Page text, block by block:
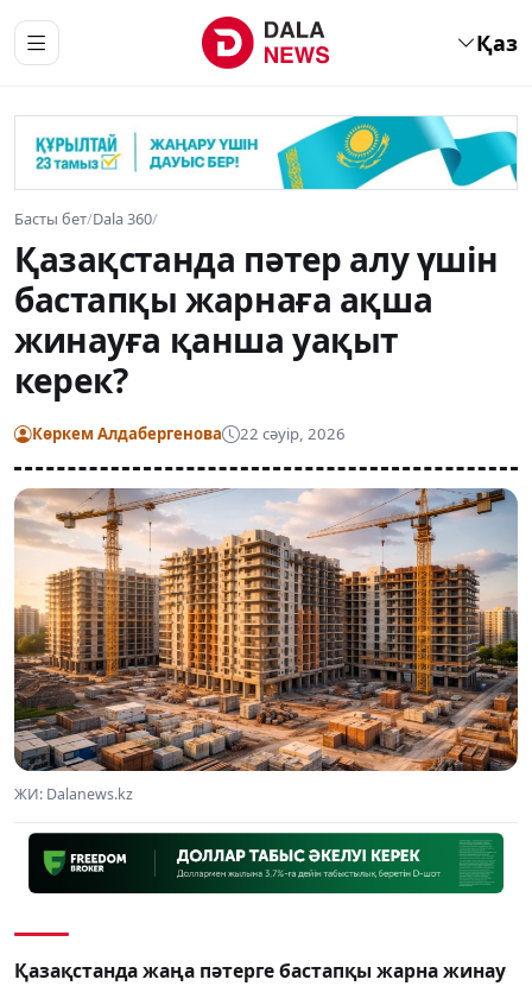
Қаз
Басты бет/Dala 360/
Қазақстанда пәтер алу үшін
бастапқы жарнаға ақша
жинауға қанша уақыт
керек?
Көркем Алдабергенова 22 сәуір, 2026
ЖИ: Dalanews.kz
Қазақстанда жаңа пәтерге бастапқы жарна жинау